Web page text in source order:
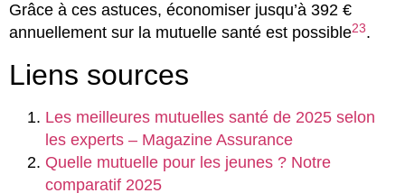
Grâce à ces astuces, économiser jusqu’à 392 €
annuellement sur la mutuelle santé est possible23.
Liens sources
Les meilleures mutuelles santé de 2025 selon
les experts – Magazine Assurance
Quelle mutuelle pour les jeunes ? Notre
comparatif 2025